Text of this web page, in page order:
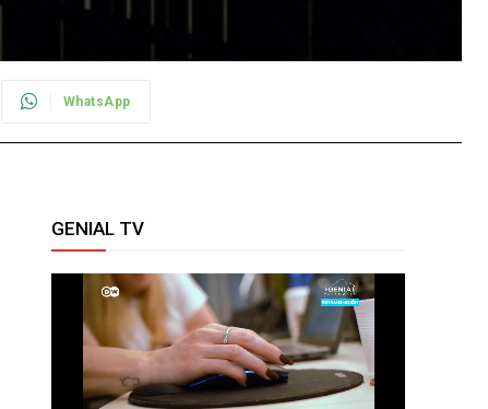
WhatsApp
GENIAL TV